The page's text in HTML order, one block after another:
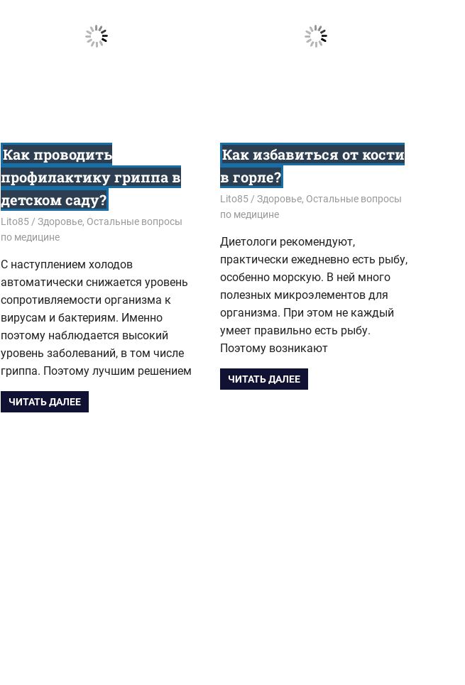
Как проводить
профилактику гриппа в
детском саду?
11.10.2017
Lito85 Здоровье, Остальные вопросы
по медицине
С наступлением холодов
автоматически снижается уровень
сопротивляемости организма к
вирусам и бактериям. Именно
поэтому наблюдается высокий
уровень заболеваний, в том числе
гриппа. Поэтому лучшим решением
ЧИТАТЬ ДАЛЕЕ
Как избавиться от кости
в горле?
05.10.2017
Lito85 Здоровье, Остальные вопросы
по медицине
Диетологи рекомендуют,
практически ежедневно есть рыбу,
особенно морскую. В ней много
полезных микроэлементов для
организма. При этом не каждый
умеет правильно есть рыбу.
Поэтому возникают
ЧИТАТЬ ДАЛЕЕ